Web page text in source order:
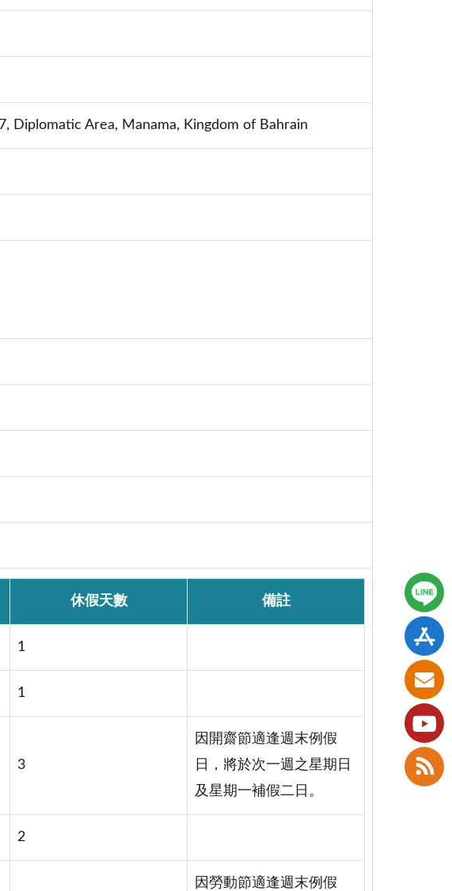
Diplomatic Area, Manama, Kingdom of Bahrain
休假天數 備註
1
1
3
因開齋節適逢週末例假
日，將於次一週之星期日
及星期一補假二日。
2
因勞動節適逢週末例假